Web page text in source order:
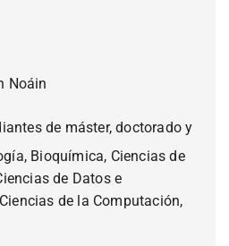
Noáin
de máster, doctorado y
Bioquímica, Ciencias de
de Datos e
de la Computación,